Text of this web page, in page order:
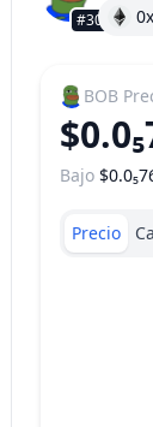
#3048
BOB
Rango de
Bajo
Precio